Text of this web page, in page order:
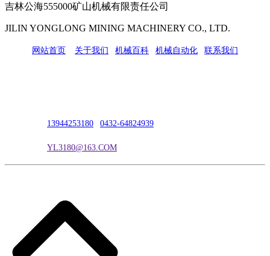
吉林公海555000矿山机械有限责任公司
JILIN YONGLONG MINING MACHINERY CO., LTD.
网站首页 关于我们 机械百科 机械自动化 联系我们
13944253180 0432-64824939
YL3180@163.COM